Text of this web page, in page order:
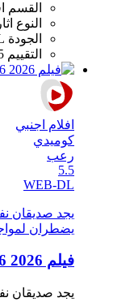
القسم
النوع
الجودة
التقييم
افلام اجنبي
كوميدي
رعب
5.5
WEB-DL
يجد صديقان
يضطران
فيلم Scary Movie 6 2026 مترجم HD
يجد صديقان